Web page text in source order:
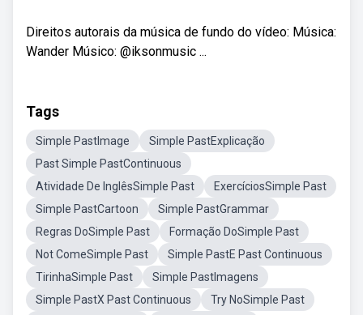
Direitos autorais da música de fundo do vídeo: Música:
Wander Músico: @iksonmusic ...
Tags
Simple PastImage
Simple PastExplicação
Past Simple PastContinuous
Atividade De InglêsSimple Past
ExercíciosSimple Past
Simple PastCartoon
Simple PastGrammar
Regras DoSimple Past
Formação DoSimple Past
Not ComeSimple Past
Simple PastE Past Continuous
TirinhaSimple Past
Simple PastImagens
Simple PastX Past Continuous
Try NoSimple Past